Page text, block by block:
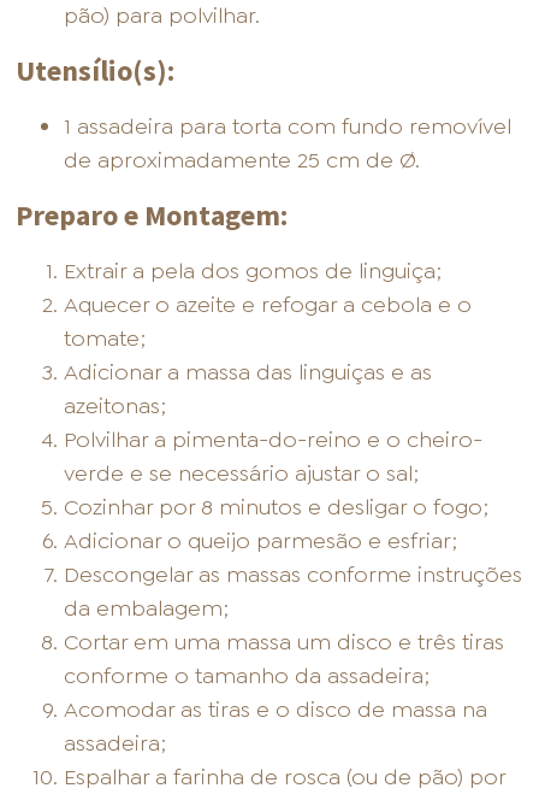
pão) para polvilhar.
Utensílio(s):
1 assadeira para torta com fundo removível
de aproximadamente 25 cm de Ø.
Preparo e Montagem:
Extrair a pela dos gomos de linguiça;
Aquecer o azeite e refogar a cebola e o
tomate;
Adicionar a massa das linguiças e as
azeitonas;
Polvilhar a pimenta-do-reino e o cheiro-
verde e se necessário ajustar o sal;
Cozinhar por 8 minutos e desligar o fogo;
Adicionar o queijo parmesão e esfriar;
Descongelar as massas conforme instruções
da embalagem;
Cortar em uma massa um disco e três tiras
conforme o tamanho da assadeira;
Acomodar as tiras e o disco de massa na
assadeira;
Espalhar a farinha de rosca (ou de pão) por